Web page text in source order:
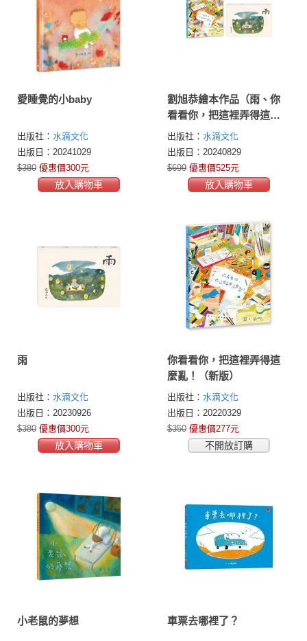
愛睡覺的小baby
出版社： 水滴文化
出版日：20241029
$380 優惠價300元
放入購物車
劉旭恭繪本作品（雨、你
看看你，把這裡弄得這麼
亂！）
出版社： 水滴文化
出版日：20240829
$699 優惠價525元
放入購物車
雨
出版社： 水滴文化
出版日：20230926
$380 優惠價300元
放入購物車
你看看你，把這裡弄得這
麼亂！（新版）
出版社： 水滴文化
出版日：20220329
$350 優惠價277元
不開放訂購
小老鼠的夢想 車票去哪裡了？